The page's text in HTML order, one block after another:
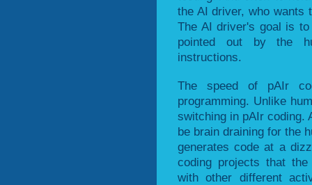
the AI driver, who wants
The AI driver's goal is
pointed out by the
instructions.
The speed of pAIr
programming. Unlike
switching in pAIr coding.
be brain draining for the
generates code at a
coding projects that
with other different